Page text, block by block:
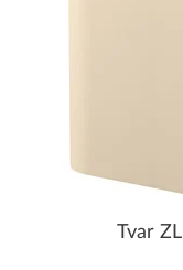
Tvar ZL